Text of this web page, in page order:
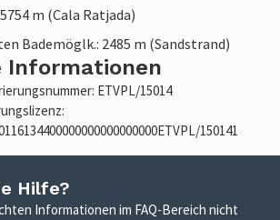
m (Cala Ratjada)
Bademöglk.: 2485 m (Sandstrand)
Informationen
ETVPL/15014
150141
Hilfe?
Informationen im FAQ-Bereich nicht